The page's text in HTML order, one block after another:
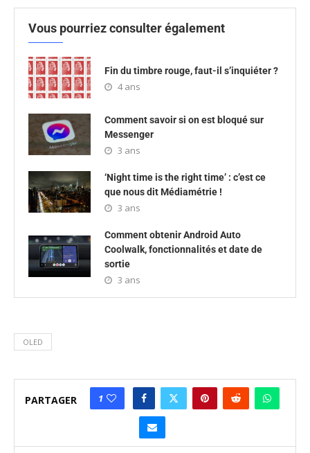
Vous pourriez consulter également
Fin du timbre rouge, faut-il s’inquiéter ?
4 ans
Comment savoir si on est bloqué sur
Messenger
3 ans
‘Night time is the right time’ : c’est ce
que nous dit Médiamétrie !
3 ans
Comment obtenir Android Auto
Coolwalk, fonctionnalités et date de
sortie
3 ans
OLED
PARTAGER 1